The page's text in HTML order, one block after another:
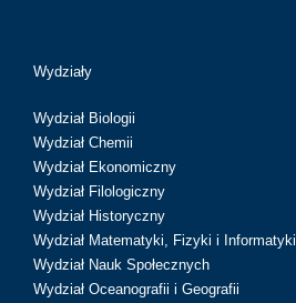
Wydziały
Wydział Biologii
Wydział Chemii
Wydział Ekonomiczny
Wydział Filologiczny
Wydział Historyczny
Wydział Matematyki, Fizyki i Informatyki
Wydział Nauk Społecznych
Wydział Oceanografii i Geografii